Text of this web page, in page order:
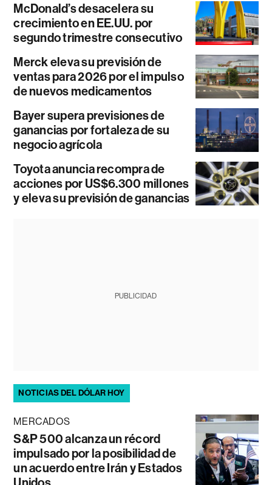
McDonald’s desacelera su
crecimiento en EE.UU. por
segundo trimestre consecutivo
Merck eleva su previsión de
ventas para 2026 por el impulso
de nuevos medicamentos
Bayer supera previsiones de
ganancias por fortaleza de su
negocio agrícola
Toyota anuncia recompra de
acciones por US$6.300 millones
y eleva su previsión de ganancias
PUBLICIDAD
NOTICIAS DEL DÓLAR HOY
MERCADOS
S&P 500 alcanza un récord
impulsado por la posibilidad de
un acuerdo entre Irán y Estados